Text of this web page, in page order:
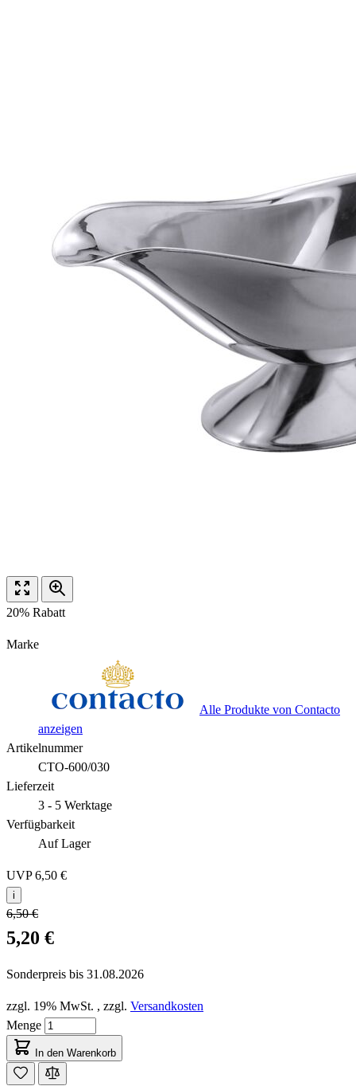
20% Rabatt
Marke
Alle Produkte von Contacto
anzeigen
Artikelnummer
CTO-600/030
Lieferzeit
3 - 5 Werktage
Verfügbarkeit
Auf Lager
UVP6,50 €
i
6,50 €
5,20 €
Sonderpreis bis 31.08.2026
zzgl. 19% MwSt. , zzgl. Versandkosten
Menge
In den Warenkorb